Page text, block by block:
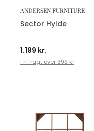
ANDERSEN FURNITURE
Sector Hylde
1.199 kr.
Fri fragt over 399 kr